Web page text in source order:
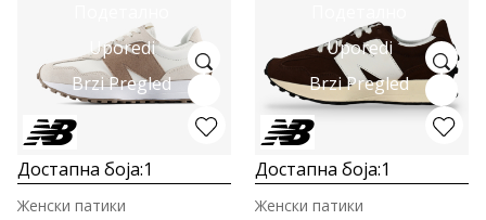
Uporedi
Brzi Pregled
Достапна боја:1
Женски патики
Uporedi
Brzi Pregled
Достапна боја:1
Женски патики